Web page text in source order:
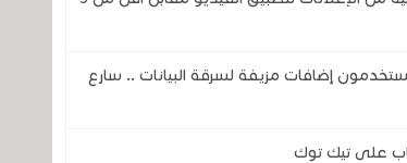
إضافات مزيفة لسرقة البيانات .. سارع
على تيك توك